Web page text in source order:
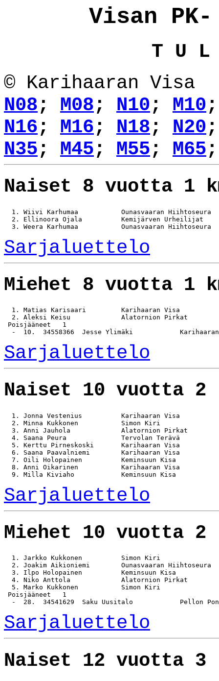
Visan
T U L
© Karihaaran Visa
N08; M08; N10; M10
N16; M16; N18; N20
N35; M45; M55; M65;
Naiset 8 vuotta 1
1. Wiivi Karhumaa           Ounasvaaran Hiihtoseura
2. Ellinoora Ojala          Kemijärven Urheilijat
Sarjaluettelo
Miehet 8 vuotta 1
1. Matias Karisaari         Karihaaran Visa
2. Aleksi Keisu             Alatornion Pirkat
Poisjääneet   1
Sarjaluettelo
Naiset 10 vuotta 2
1. Jonna Vestenius          Karihaaran Visa
2. Minna Kukkonen           Simon Kiri
3. Anni Jauhola             Alatornion Pirkat
4. Saana Peura              Tervolan Terävä
5. Kerttu Pirneskoski       Karihaaran Visa
6. Saana Paavalniemi        Karihaaran Visa
7. Oili Holopainen          Keminsuun Kisa
8. Anni Oikarinen           Karihaaran Visa
Sarjaluettelo
Miehet 10 vuotta 2
1. Jarkko Kukkonen          Simon Kiri
2. Joakim Aikioniemi        Ounasvaaran Hiihtoseura
3. Ilpo Holopainen          Keminsuun Kisa
4. Niko Anttola             Alatornion Pirkat
5. Marko Kukkonen           Simon Kiri
Poisjääneet   1
Sarjaluettelo
Naiset 12 vuotta 3